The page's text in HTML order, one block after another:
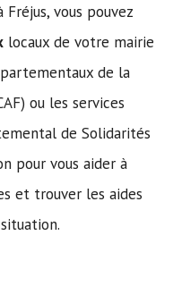
Fréjus, vous pouvez
locaux de votre mairie
de la
ou les services
de Solidarités
pour vous aider à
et trouver les aides